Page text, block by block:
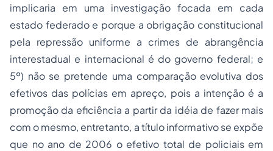
implicaria em uma investigação focada em cada
estado federado e porque a obrigação constitucional
pela repressão uniforme a crimes de abrangência
interestadual e internacional é do governo federal; e
5º) não se pretende uma comparação evolutiva dos
efetivos das polícias em apreço, pois a intenção é a
promoção da eficiência a partir da idéia de fazer mais
com o mesmo, entretanto, a título informativo se expõe
que no ano de 2006 o efetivo total de policiais em